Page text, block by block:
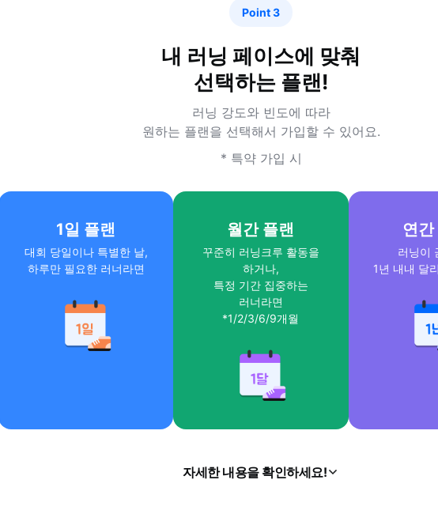
Point 3
내 러닝 페이스에 맞춰
선택하는 플랜!
러닝 강도와 빈도에 따라
원하는 플랜을 선택해서 가입할 수 있어요.
* 특약 가입 시
1일 플랜
대회 당일이나 특별한 날,
하루만 필요한 러너라면
월간 플랜
꾸준히 러닝크루 활동을
하거나,
특정 기간 집중하는
러너라면
*1/2/3/6/9개월
연간
러닝이
1년 내내 달
자세한 내용을 확인하세요!